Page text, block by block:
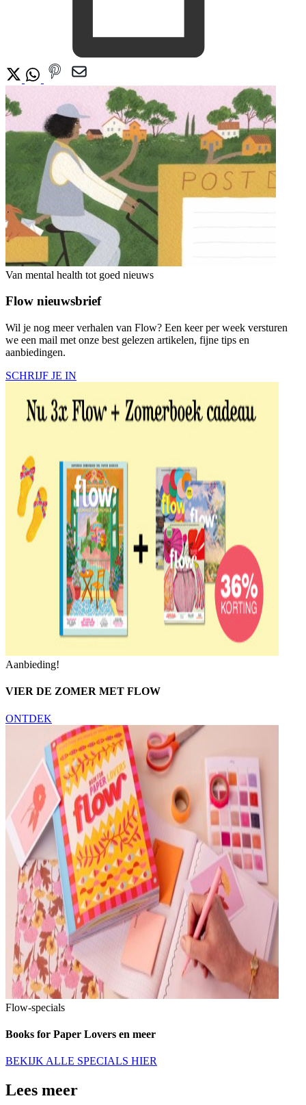
Van mental health tot goed nieuws
Flow nieuwsbrief
Wil je nog meer verhalen van Flow? Een keer per week versturen
we een mail met onze best gelezen artikelen, fijne tips en
aanbiedingen.
SCHRIJF JE IN
Aanbieding!
VIER DE ZOMER MET FLOW
ONTDEK
Flow-specials
Books for Paper Lovers en meer
BEKIJK ALLE SPECIALS HIER
Lees meer